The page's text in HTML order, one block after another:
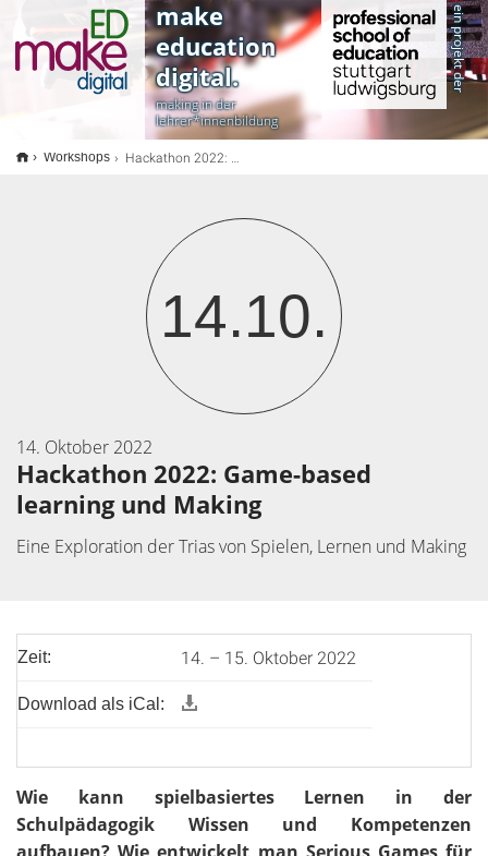
make
education
digital.
making in der
lehrer*innenbildung
ein projekt der
Workshops Hackathon 2022: Game-based learning und Making
14.10.
Hackathon 2022: Game-based
learning und Making
14. Oktober 2022
Eine Exploration der Trias von Spielen, Lernen und Making
Zeit: 14. – 15. Oktober 2022
Download als iCal:
Wie kann spielbasiertes Lernen in der
Schulpädagogik Wissen und Kompetenzen